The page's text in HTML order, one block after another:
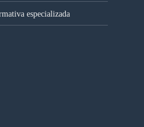
especializada